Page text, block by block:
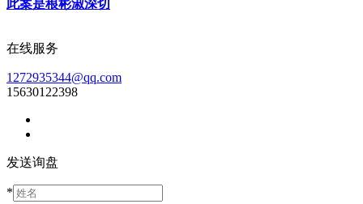
此案是稂彬淑深切
在线服务
1272935344@qq.com
15630122398
发送询盘
*